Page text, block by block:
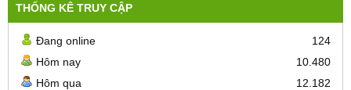
THỐNG KÊ TRUY CẬP
Đang online
124
Hôm nay
10.480
Hôm qua
12.182